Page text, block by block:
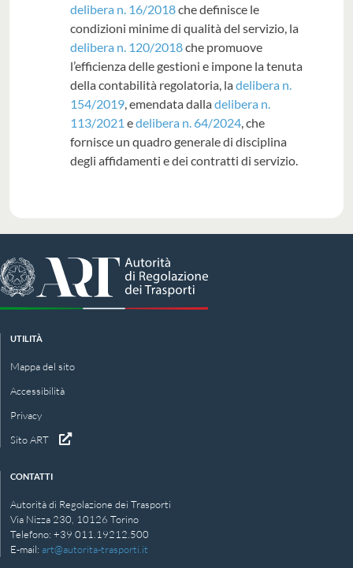
delibera n. 16/2018che definisce le
condizioni minime di qualità del servizio, la
delibera n. 120/2018che promuove
l’efficienza delle gestioni e impone la tenuta
della contabilità regolatoria, ladelibera n.
154/2019 , emendata dalladelibera n.
113/2021 edelibera n. 64/2024 , che
fornisce un quadro generale di disciplina
degli affidamenti e dei contratti di servizio.
UTILITÀ
Mappa del sito
Accessibilità
Privacy
Sito ART
CONTATTI
Autorità di Regolazione dei Trasporti
Via Nizza 230, 10126 Torino
Telefono: +39 011.19212.500
E‑mail: art@autorita-trasporti.it